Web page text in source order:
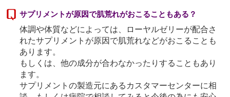
サプリメントが原因で肌荒れがおこることもある？
体調や体質などによっては、ローヤルゼリーが配合さ
れたサプリメントが原因で肌荒れなどがおこることも
あります。
もしくは、他の成分が合わなかったりすることもあり
ます。
サプリメントの製造元にあるカスタマーセンターに相